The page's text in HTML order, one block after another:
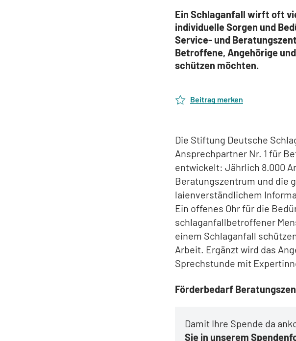
Ein Schlaganfall wirft oft
individuelle Sorgen und
Service- und
Betroffene, Angehörige
schützen möchten.
Beitrag merken
Die Stiftung Deutsche
Ansprechpartner Nr. 1 für
entwickelt: Jährlich 8.000
Beratungszentrum und die
laienverständlichem
Ein offenes Ohr für die
schlaganfallbetroffener
einem Schlaganfall
Arbeit. Ergänzt wird das
Sprechstunde mit
Förderbedarf
Damit Ihre Spende da
Sie in unserem